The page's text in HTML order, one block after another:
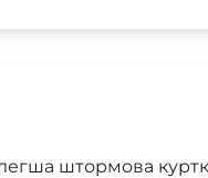
штормова